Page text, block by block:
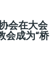
会在大会
会成为“桥